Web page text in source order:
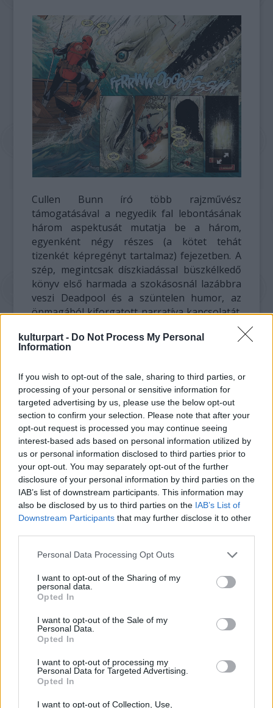
kulturpart - Do Not Process My Personal
Information
If you wish to opt-out of the sale, sharing to third parties, or
processing of your personal or sensitive information for
targeted advertising by us, please use the below opt-out
section to confirm your selection. Please note that after your
opt-out request is processed you may continue seeing
interest-based ads based on personal information utilized by
us or personal information disclosed to third parties prior to
your opt-out. You may separately opt-out of the further
disclosure of your personal information by third parties on the
IAB’s list of downstream participants. This information may
also be disclosed by us to third parties on the IAB’s List of
Downstream Participants that may further disclose it to other
Please note that this website/app uses one or more Google
not limited to your visit or usage behaviour. You may click to
grant or deny consent to Google and its third-party tags to
use your data for below specified purposes in below Google
consent section.
Personal Data Processing Opt Outs
I want to opt-out of the Sharing of my
personal data.
Opted In
I want to opt-out of the Sale of my
Personal Data.
Opted In
I want to opt-out of processing my
Personal Data for Targeted Advertising.
Opted In
I want to opt-out of Collection, Use,
Cullen Bunn író több rajzművész
támogatásával a negyedik fal lebontásának
három aspektusát mutatja be a három,
egyenként négy részes (a kötet tehát
tizenkét képregényt tartalmaz) fejezetben. A
szép, megintcsak díszkiadással büszkélkedő
könyv első harmada a szokásosnál lazábbra
veszi Deadpool és a szüntelen humor, az
önmagából kiforgatott narratíva kapcsolatát.
Mert amikor Deadpool kinyírja maga körül a
többi szuperhőst, példának okáért a
Fantasztikus Négyes tetemei fölött, véres
helyzetkomikum. Cullen Bunn így az első
néhány fejezetben drámázik. Deadpool
ijesztően őrült, erőszakos, filozofikus és
komoly oldalát mutatja meg, és szinte már
meglepő, hogy ez mennyire jól áll a
címszereplőnek.
Gyakran hallom különböző trilógiákról,
legyen szóIndiana Jonesról,A gyűrűk uráról,
vagy bármi másról, hogy bizony az izgalmas
nyitás és a katartikus zárás által közrefogott,
seszagú második rész a legggyengébb
láncszem. Ezzel az állásponttal gyakran nem
jelenleg tárgyalt Deadpool-kötet esetében
kifejezetten heves érveléssel tudom állítani: a
legérdekesebb. Nagyszájú bérgyilkosunk a
kitalált szereplők egész mítosza ellen üzen
a hősök az olvasók örök kényének-kedvének
kitéve sínylődjenek. Elképesztően kreatív